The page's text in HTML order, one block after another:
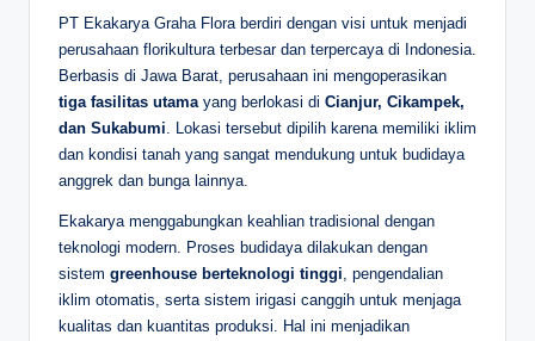
PT Ekakarya Graha Flora berdiri dengan visi untuk menjadi
perusahaan florikultura terbesar dan terpercaya di Indonesia.
Berbasis di Jawa Barat, perusahaan ini mengoperasikan
tiga fasilitas utama yang berlokasi di Cianjur, Cikampek,
dan Sukabumi . Lokasi tersebut dipilih karena memiliki iklim
dan kondisi tanah yang sangat mendukung untuk budidaya
anggrek dan bunga lainnya.
Ekakarya menggabungkan keahlian tradisional dengan
teknologi modern. Proses budidaya dilakukan dengan
sistem greenhouse berteknologi tinggi , pengendalian
iklim otomatis, serta sistem irigasi canggih untuk menjaga
kualitas dan kuantitas produksi. Hal ini menjadikan